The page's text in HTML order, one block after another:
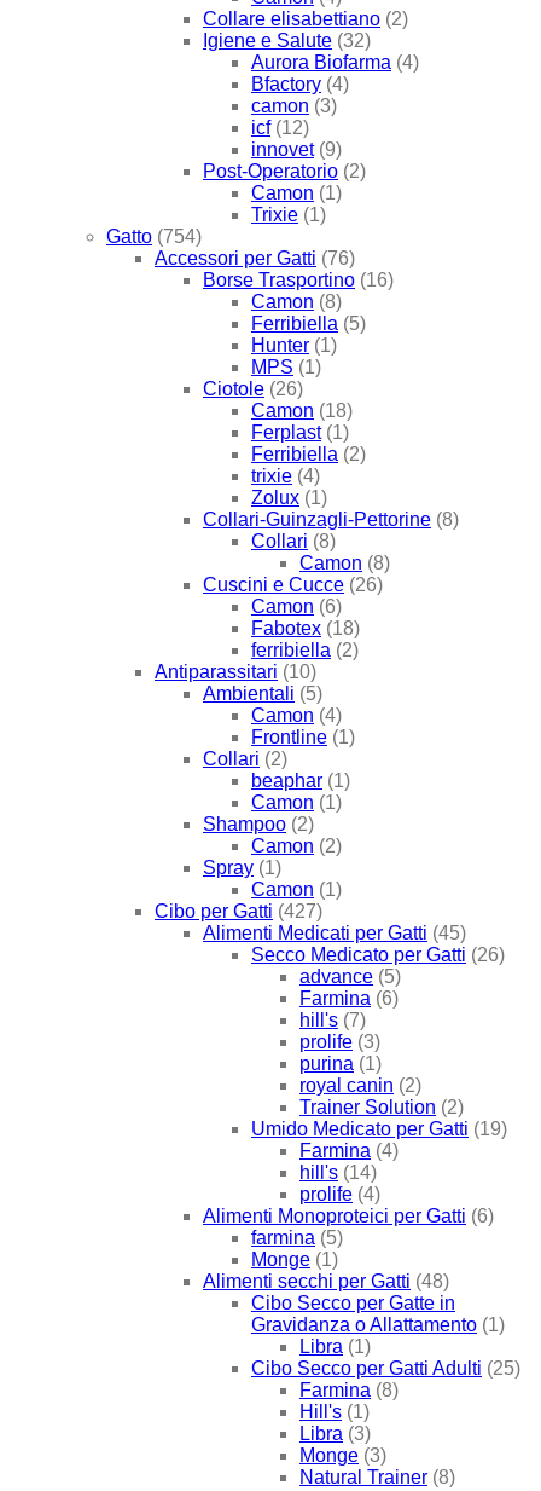
Collare elisabettiano (2)
Igiene e Salute (32)
Aurora Biofarma (4)
Bfactory (4)
camon (3)
icf (12)
innovet (9)
Post-Operatorio (2)
Camon (1)
Trixie (1)
Gatto (754)
Accessori per Gatti (76)
Borse Trasportino (16)
Camon (8)
Ferribiella (5)
Hunter (1)
MPS (1)
Ciotole (26)
Camon (18)
Ferplast (1)
Ferribiella (2)
trixie (4)
Zolux (1)
Collari-Guinzagli-Pettorine (8)
Collari (8)
Camon (8)
Cuscini e Cucce (26)
Camon (6)
Fabotex (18)
ferribiella (2)
Antiparassitari (10)
Ambientali (5)
Camon (4)
Frontline (1)
Collari (2)
beaphar (1)
Camon (1)
Shampoo (2)
Camon (2)
Spray (1)
Camon (1)
Cibo per Gatti (427)
Alimenti Medicati per Gatti (45)
Secco Medicato per Gatti (26)
advance (5)
Farmina (6)
hill's (7)
prolife (3)
purina (1)
royal canin (2)
Trainer Solution (2)
Umido Medicato per Gatti (19)
Farmina (4)
hill's (14)
prolife (4)
Alimenti Monoproteici per Gatti (6)
farmina (5)
Monge (1)
Alimenti secchi per Gatti (48)
Cibo Secco per Gatte in
Gravidanza o Allattamento (1)
Libra (1)
Cibo Secco per Gatti Adulti (25)
Farmina (8)
Hill's (1)
Libra (3)
Monge (3)
Natural Trainer (8)